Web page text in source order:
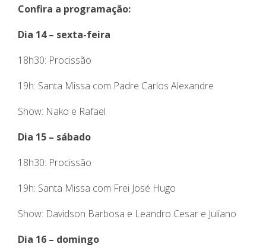
Confira a programação:
Dia 14 – sexta-feira
18h30: Procissão
19h: Santa Missa com Padre Carlos Alexandre
Show: Nako e Rafael
Dia 15 – sábado
18h30: Procissão
19h: Santa Missa com Frei José Hugo
Show: Davidson Barbosa e Leandro Cesar e Juliano
Dia 16 – domingo